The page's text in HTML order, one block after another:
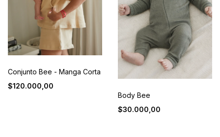
Conjunto Bee - Manga Corta
$120.000,00
Body Bee
$30.000,00